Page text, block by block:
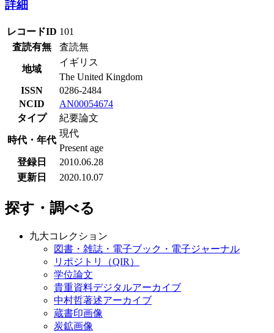
詳細
レコードID 101
査読有無
査読無
地域
イギリス
The United Kingdom
ISSN
0286-2484
NCID
AN00054674
タイプ
紀要論文
時代・年代
現代
Present age
登録日
2010.06.28
更新日
2020.10.07
探す・調べる
九大コレクション
図書・雑誌・電子ブック・電子ジャーナル
リポジトリ（QIR）
学位論文
貴重資料デジタルアーカイブ
中村哲著述アーカイブ
蔵書印画像
炭鉱画像